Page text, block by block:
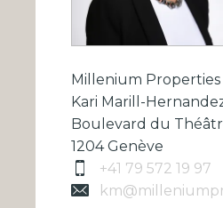
Millenium Properties
Kari Marill-
Boulevard du
1204 Genève
+41 79 572 19 97